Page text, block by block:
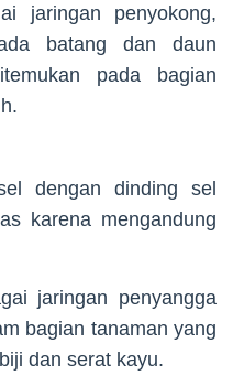
jaringan penyokong,
batang dan daun
pada bagian
dengan dinding sel
karena mengandung
jaringan penyangga
bagian tanaman yang
dan serat kayu.